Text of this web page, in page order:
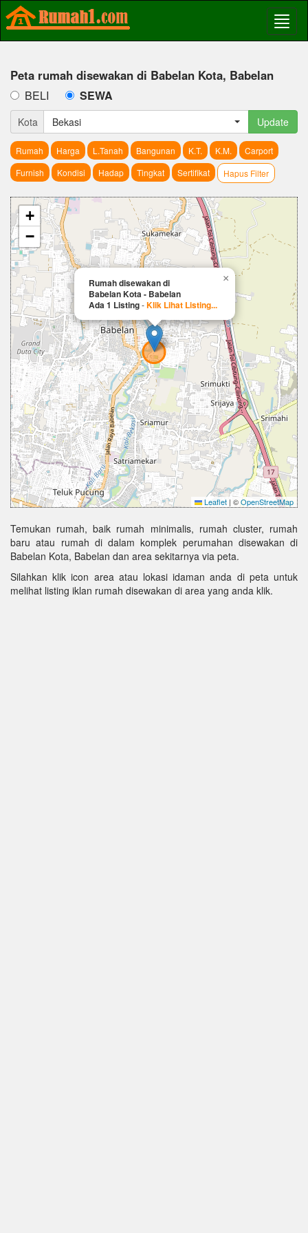
Peta rumah disewakan di Babelan Kota, Babelan
BELI SEWA
Kota Bekasi Update
Rumah Harga L.Tanah Bangunan K.T. K.M.
Carport
Furnish
Kondisi Hadap Tingkat Sertifikat Hapus Filter
Rumah disewakan di
Babelan Kota - Babelan
Ada 1 Listing-Klik Lihat Listing...
×
+
−
Leaflet | ©OpenStreetMap
Temukan rumah, baik rumah minimalis, rumah cluster, rumah
baru atau rumah di dalam komplek perumahan disewakan di
Babelan Kota, Babelan dan area sekitarnya via peta.
Silahkan klik icon area atau lokasi idaman anda di peta untuk
melihat listing iklan rumah disewakan di area yang anda klik.